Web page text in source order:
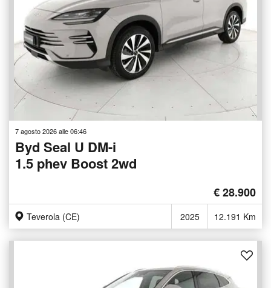
7 agosto 2026 alle 06:46
Byd Seal U DM-i
1.5 phev Boost 2wd
€ 28.900
Teverola (CE) 2025 12.191 Km